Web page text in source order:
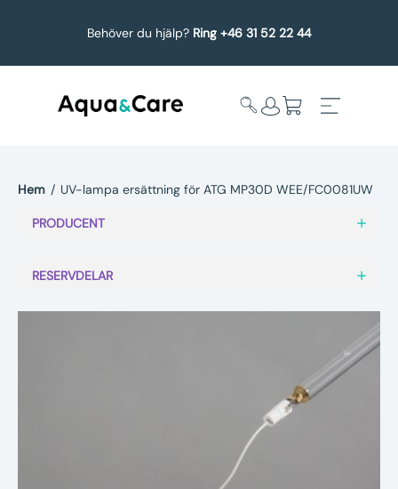
Behöver du hjälp? Ring +46 31 52 22 44
undermeny
Service
Underhållstips
Hem / UV-lampa ersättning för ATG MP30D WEE/FC0081UW
PRODUCENT
RESERVDELAR